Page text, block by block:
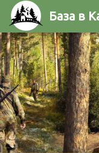
База в